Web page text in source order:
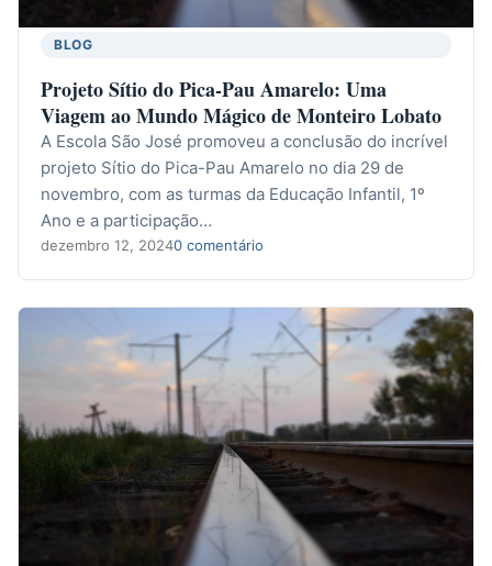
BLOG
Projeto Sítio do Pica-Pau Amarelo: Uma
Viagem ao Mundo Mágico de Monteiro Lobato
A Escola São José promoveu a conclusão do incrível
projeto Sítio do Pica-Pau Amarelo no dia 29 de
novembro, com as turmas da Educação Infantil, 1º
Ano e a participação…
dezembro 12, 20240 comentário